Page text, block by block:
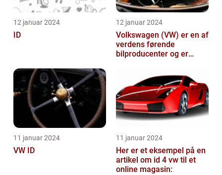
12 januar 2024
ID
12 januar 2024
Volkswagen (VW) er en af
verdens førende
bilproducenter og er
kvalitetsbiler til...
11 januar 2024
VW ID
11 januar 2024
Her er et eksempel på en
artikel om id 4 vw til et
online magasin: